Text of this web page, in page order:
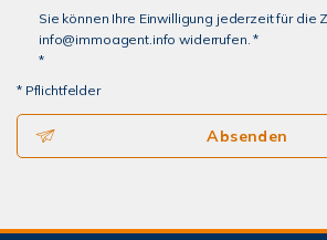
Sie können Ihre Einwilligung jederzeit für die
info@immoagent.info widerrufen. *
*
* Pflichtfelder
Absenden